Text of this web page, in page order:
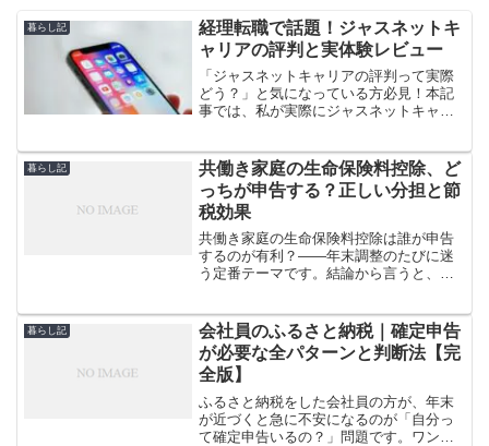
暮らし記
経理転職で話題！ジャスネットキ
ャリアの評判と実体験レビュー
「ジャスネットキャリアの評判って実際
どう？」と気になっている方必見！本記
事では、私が実際にジャスネットキャリ
判、メリット・デメリット、登録の流れ
まで徹底解説します。転職を考える経
理・会計職の方へ、失敗しないエージェ
ント選びのポイントも紹介。
暮らし記
共働き家庭の生命保険料控除、ど
っちが申告する？正しい分担と節
税効果
共働き家庭の生命保険料控除は誰が申告
するのが有利？――年末調整のたびに迷
う定番テーマです。結論から言うと、基
せると効果が大きい場面もあります。と
はいえ、契約名義・支払実...
暮らし記
会社員のふるさと納税｜確定申告
が必要な全パターンと判断法【完
全版】
ふるさと納税をした会社員の方が、年末
が近づくと急に不安になるのが「自分っ
て確定申告いるの？」問題です。ワンス